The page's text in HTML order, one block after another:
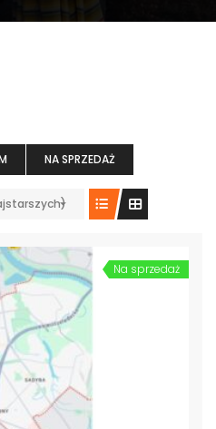
NA SPRZEDAŻ
Na sprzedaż